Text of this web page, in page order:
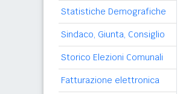
Statistiche Demografiche
Sindaco, Giunta, Consiglio
Storico Elezioni Comunali
Fatturazione elettronica